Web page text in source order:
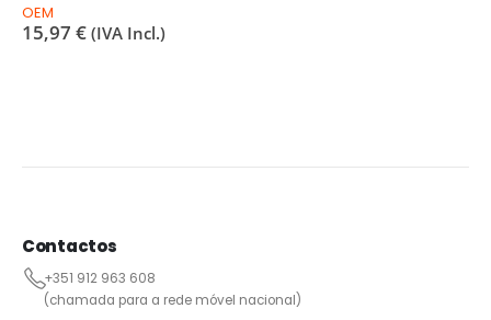
OEM
15,97 € (IVA Incl.)
Contactos
+351 912 963 608
(chamada para a rede móvel nacional)